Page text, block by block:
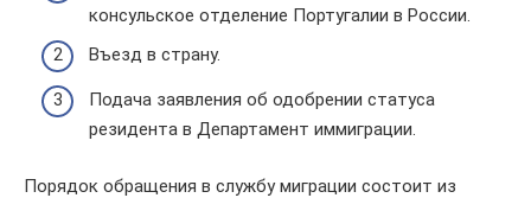
консульское отделение Португалии в России.
Въезд в страну.
Подача заявления об одобрении статуса
резидента в Департамент иммиграции.
Порядок обращения в службу миграции состоит из